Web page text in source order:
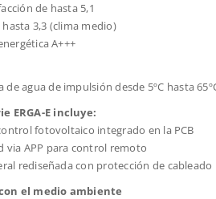
de hasta 5,1
hasta 3,3 (clima medio)
A+++
de agua de impulsión desde 5ºC hasta
ERGA-E incluye:
fotovoltaico integrado en la PCB
via APP para control remoto
rediseñada con protección de cableado
el medio ambiente